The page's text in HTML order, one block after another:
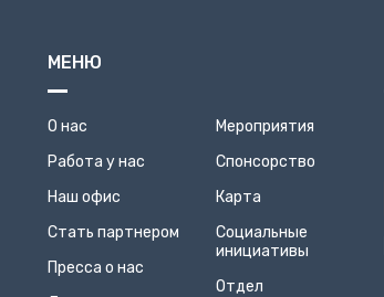
МЕНЮ
О нас
Работа у нас
Наш офис
Стать партнером
Пресса о нас
Мероприятия
Спонсорство
Карта
Социальные
инициативы
Отдел